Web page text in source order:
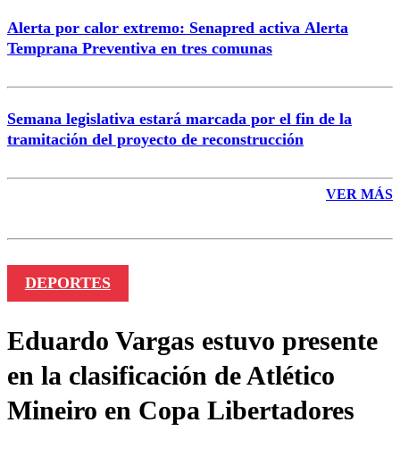
Alerta por calor extremo: Senapred activa Alerta
Temprana Preventiva en tres comunas
Semana legislativa estará marcada por el fin de la
tramitación del proyecto de reconstrucción
VER MÁS
DEPORTES
Eduardo Vargas estuvo presente
en la clasificación de Atlético
Mineiro en Copa Libertadores